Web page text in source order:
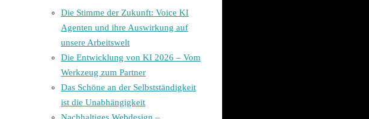
Die Stimme der Zukunft: Voice KI
Agenten und ihre Auswirkung auf
unsere Arbeitswelt
Die Entwicklung von KI 2026 – Vom
Werkzeug zum Partner
Das Schöne an der Selbstständigkeit
ist die Unabhängigkeit